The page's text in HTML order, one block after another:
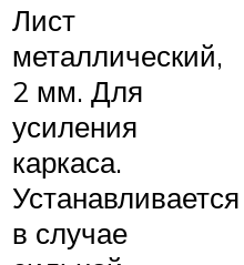
Лист
металлический,
2 мм. Для
усиления
каркаса.
Устанавливается
в случае